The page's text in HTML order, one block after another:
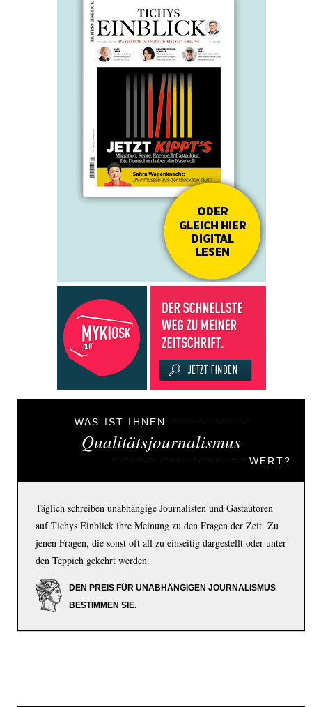
WAS IST IHNEN
Qualitätsjournalismus
WERT?
Täglich schreiben unabhängige Journalisten und Gastautoren
auf Tichys Einblick ihre Meinung zu den Fragen der Zeit. Zu
jenen Fragen, die sonst oft all zu einseitig dargestellt oder unter
den Teppich gekehrt werden.
DEN PREIS FÜR UNABHÄNGIGEN JOURNALISMUS
BESTIMMEN SIE.